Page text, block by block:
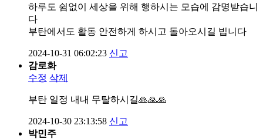
하루도 쉼없이 세상을 위해 행하시는 모습에 감명받습니
다
부탄에서도 활동 안전하게 하시고 돌아오시길 빕니다
2024-10-31 06:02:23 신고
감로화
수정 삭제
부탄 일정 내내 무탈하시길🙏🙏🙏
2024-10-30 23:13:58 신고
박민주